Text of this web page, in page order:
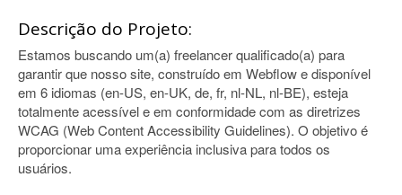
Descrição do Projeto:
Estamos buscando um(a) freelancer qualificado(a) para
garantir que nosso site, construído em Webflow e disponível
em 6 idiomas (en-US, en-UK, de, fr, nl-NL, nl-BE), esteja
totalmente acessível e em conformidade com as diretrizes
WCAG (Web Content Accessibility Guidelines). O objetivo é
proporcionar uma experiência inclusiva para todos os
usuários.